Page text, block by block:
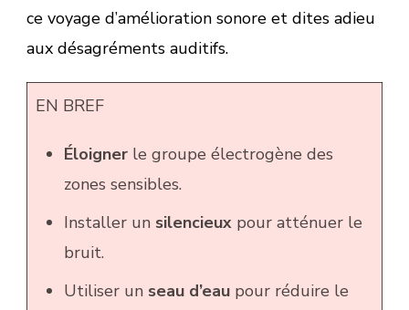
ce voyage d’amélioration sonore et dites adieu
aux désagréments auditifs.
EN BREF
Éloignerle groupe électrogène des
zones sensibles.
Installer un silencieuxpour atténuer le
bruit.
Utiliser un seau d’eaupour réduire le